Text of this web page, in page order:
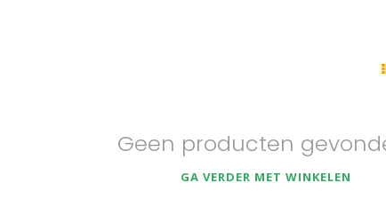
Geen producten
GA VERDER MET WINKELEN